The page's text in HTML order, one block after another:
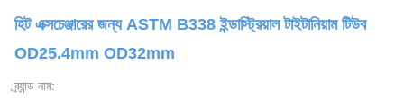
হিট এক্সচেঞ্জারের জন্য ASTM B338 ইন্ডাস্ট্রিয়াল টাইটানিয়াম টিউব
OD25.4mm OD32mm
ব্র্যান্ড নাম: